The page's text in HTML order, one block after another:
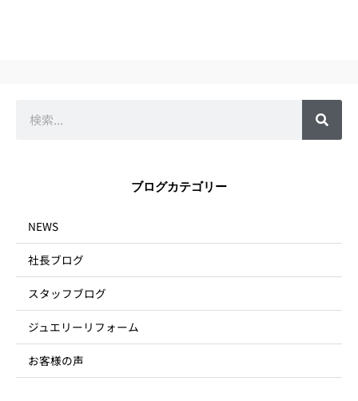
ブログカテゴリー
NEWS
社長ブログ
スタッフブログ
ジュエリーリフォーム
お客様の声